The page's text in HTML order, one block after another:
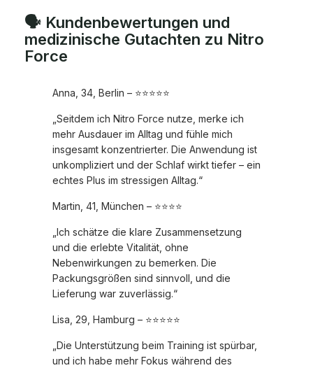
🗣️ Kundenbewertungen und
medizinische Gutachten zu Nitro
Force
Anna, 34, Berlin – ⭐⭐⭐⭐⭐
„Seitdem ich Nitro Force nutze, merke ich
mehr Ausdauer im Alltag und fühle mich
insgesamt konzentrierter. Die Anwendung ist
unkompliziert und der Schlaf wirkt tiefer – ein
echtes Plus im stressigen Alltag.“
Martin, 41, München – ⭐⭐⭐⭐
„Ich schätze die klare Zusammensetzung
und die erlebte Vitalität, ohne
Nebenwirkungen zu bemerken. Die
Packungsgrößen sind sinnvoll, und die
Lieferung war zuverlässig.“
Lisa, 29, Hamburg – ⭐⭐⭐⭐⭐
„Die Unterstützung beim Training ist spürbar,
und ich habe mehr Fokus während des